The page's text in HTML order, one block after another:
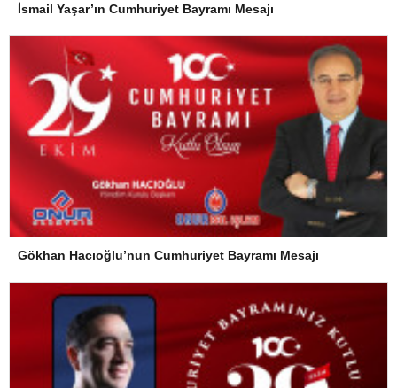
İsmail Yaşar’ın Cumhuriyet Bayramı Mesajı
Gökhan Hacıoğlu’nun Cumhuriyet Bayramı Mesajı